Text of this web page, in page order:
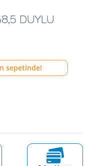
DUYLU
sepetinde!